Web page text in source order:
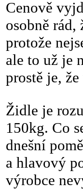
Cenově
osobně
protože
ale to už je
prostě je,
Židle je
150kg. Co
dnešní
a hlavový
výrobce